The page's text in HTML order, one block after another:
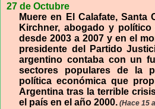
27 de Octubre
Muere en El Calafate, Santa
Kirchner, abogado y
desde 2003 a 2007 y en el
presidente del Partido
argentino contaba con un
sectores populares de la
política económica que
Argentina tras la terrible
el país en el año 2000. (Hace 15